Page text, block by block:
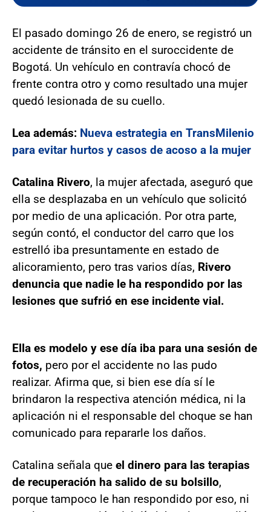
El pasado domingo 26 de enero, se registró un
accidente de tránsito en el suroccidente de
Bogotá. Un vehículo en contravía chocó de
frente contra otro y como resultado una mujer
quedó lesionada de su cuello.
Lea además: Nueva estrategia en TransMilenio
para evitar hurtos y casos de acoso a la mujer
Catalina Rivero, la mujer afectada, aseguró que
ella se desplazaba en un vehículo que solicitó
por medio de una aplicación. Por otra parte,
según contó, el conductor del carro que los
estrelló iba presuntamente en estado de
alicoramiento, pero tras varios días, Rivero
denuncia que nadie le ha respondido por las
lesiones que sufrió en ese incidente vial.
Ella es modelo y ese día iba para una sesión de
fotos, pero por el accidente no las pudo
realizar. Afirma que, si bien ese día sí le
brindaron la respectiva atención médica, ni la
aplicación ni el responsable del choque se han
comunicado para repararle los daños.
Catalina señala que el dinero para las terapias
de recuperación ha salido de su bolsillo,
porque tampoco le han respondido por eso, ni